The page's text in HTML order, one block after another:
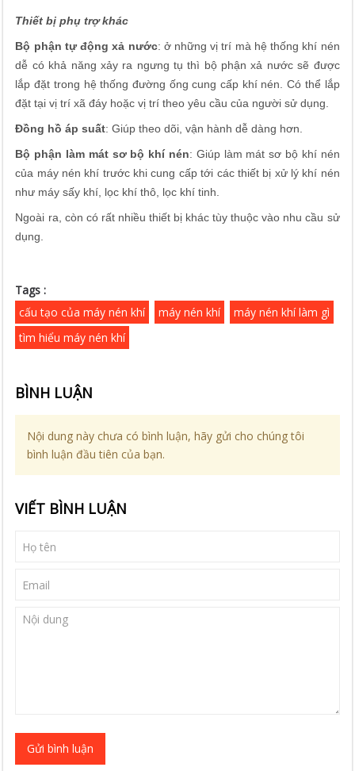
Thiết bị phụ trợ khác
Bộ phận tự động xả nước: ở những vị trí mà hệ thống khí nén
dễ có khả năng xảy ra ngưng tụ thì bộ phận xả nước sẽ được
lắp đặt trong hệ thống đường ống cung cấp khí nén. Có thể lắp
đặt tại vị trí xã đáy hoặc vị trí theo yêu cầu của người sử dụng.
Đồng hồ áp suất: Giúp theo dõi, vận hành dễ dàng hơn.
Bộ phận làm mát sơ bộ khí nén: Giúp làm mát sơ bộ khí nén
của máy nén khí trước khi cung cấp tới các thiết bị xử lý khí nén
như máy sấy khí, lọc khí thô, lọc khí tinh.
Ngoài ra, còn có rất nhiều thiết bị khác tùy thuộc vào nhu cầu sử
dụng.
Tags :
cấu tạo của máy nén khí
máy nén khí
máy nén khí làm gì
tìm hiểu máy nén khí
BÌNH LUẬN
Nội dung này chưa có bình luận, hãy gửi cho chúng tôi
bình luận đầu tiên của bạn.
VIẾT BÌNH LUẬN
Gửi bình luận